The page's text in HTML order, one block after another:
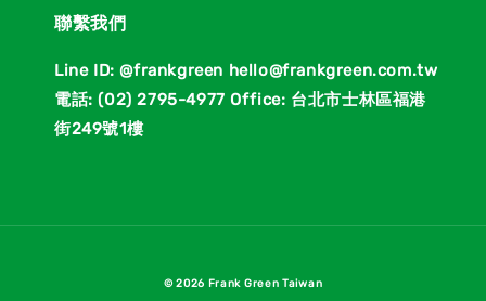
聯繫我們
Line ID: @frankgreen hello@frankgreen.com.tw
電話: (02) 2795-4977 Office: 台北市士林區福港
街249號1樓
© 2026 Frank Green Taiwan